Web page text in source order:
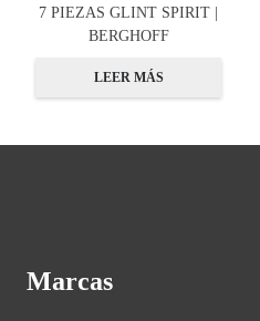
7 PIEZAS GLINT SPIRIT |
BERGHOFF
LEER MÁS
Marcas